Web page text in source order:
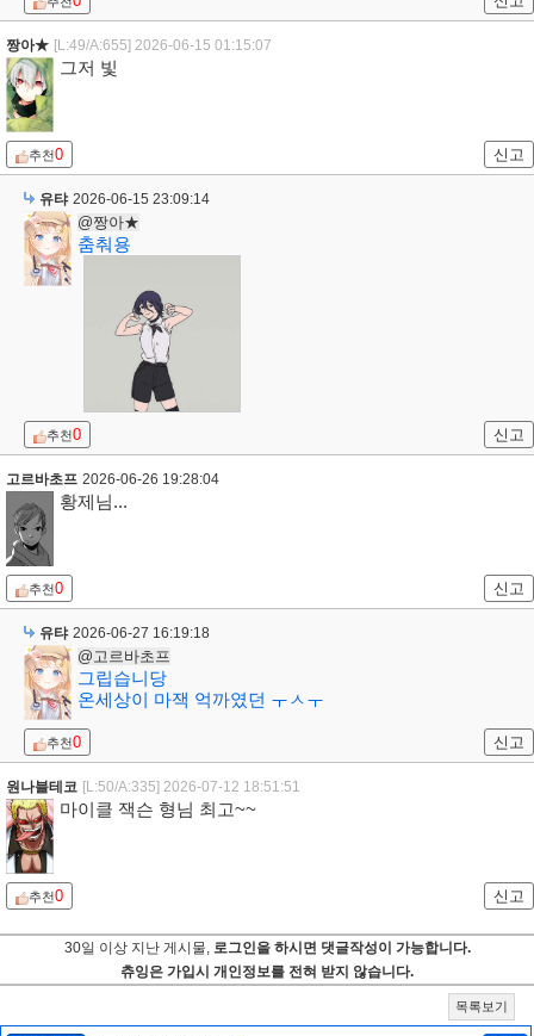
짱아★ [L:49/A:655] 2026-06-15 01:15:07
그저 빛
추천0 신고
유탸 2026-06-15 23:09:14
@짱아★
춤춰용
추천0 신고
고르바초프 2026-06-26 19:28:04
황제님...
추천0 신고
유탸 2026-06-27 16:19:18
@고르바초프
그립습니당
온세상이 마잭 억까였던 ㅜㅅㅜ
추천0 신고
원나블테코 [L:50/A:335] 2026-07-12 18:51:51
마이클 잭슨 형님 최고~~
추천0 신고
30일 이상 지난 게시물, 로그인을 하시면 댓글작성이 가능합니다.
츄잉은 가입시 개인정보를 전혀 받지 않습니다.
목록보기